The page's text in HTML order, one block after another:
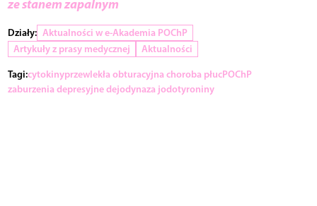
ze stanem zapalnym
Działy: Aktualności w e-Akademia POChP
Artykuły z prasy medycznej
Aktualności
Tagi:cytokinyprzewlekła obturacyjna choroba płucPOChP
zaburzenia depresyjne dejodynaza jodotyroniny